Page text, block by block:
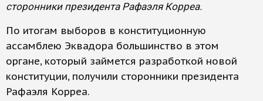
сторонники президента Рафаэля Корреа.
По итогам выборов в конституционную
ассамблею Эквадора большинство в этом
органе, который займется разработкой новой
конституции, получили сторонники президента
Рафаэля Корреа.